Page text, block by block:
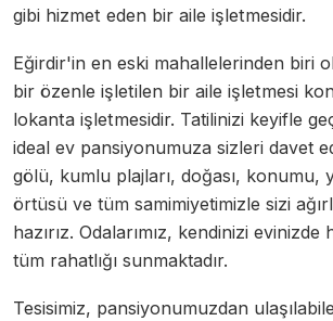
gibi hizmet eden bir aile işletmesidir.
Eğirdir'in en eski mahallelerinden biri
bir özenle işletilen bir aile işletmesi
lokanta işletmesidir. Tatilinizi keyifle
ideal ev pansiyonumuza sizleri davet
gölü, kumlu plajları, doğası, konumu,
örtüsü ve tüm samimiyetimizle sizi
hazırız. Odalarımız, kendinizi evinizde
tüm rahatlığı sunmaktadır.
Tesisimiz, pansiyonumuzdan